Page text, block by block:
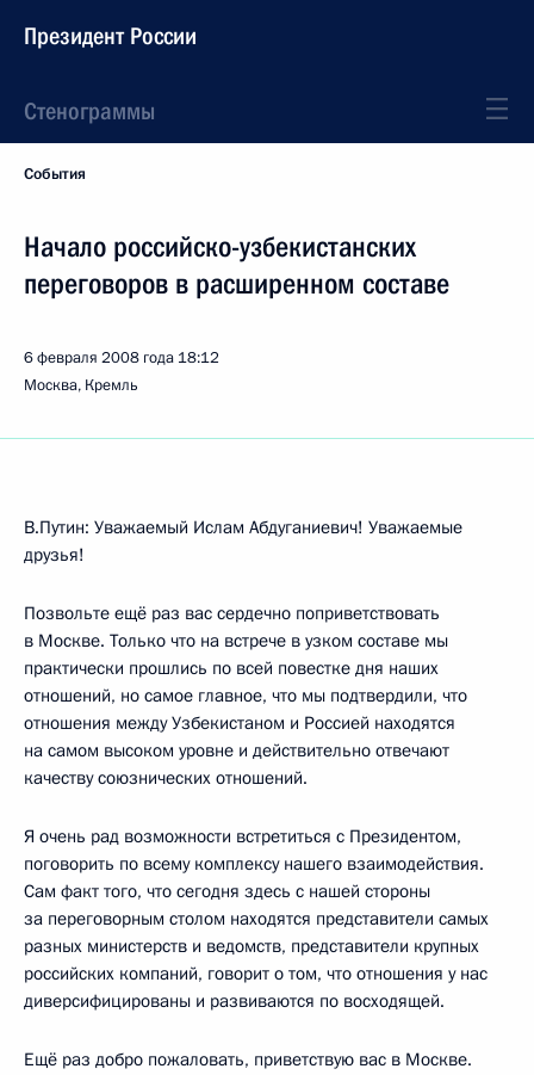
Президент России
Стенограммы
События
Начало российско-узбекистанских
переговоров в расширенном составе
6 февраля 2008 года 18:12
Москва, Кремль
В.Путин: Уважаемый Ислам Абдуганиевич! Уважаемые
друзья!
Позвольте ещё раз вас сердечно поприветствовать
в Москве. Только что на встрече в узком составе мы
практически прошлись по всей повестке дня наших
отношений, но самое главное, что мы подтвердили, что
отношения между Узбекистаном и Россией находятся
на самом высоком уровне и действительно отвечают
качеству союзнических отношений.
Я очень рад возможности встретиться с Президентом,
поговорить по всему комплексу нашего взаимодействия.
Сам факт того, что сегодня здесь с нашей стороны
за переговорным столом находятся представители самых
разных министерств и ведомств, представители крупных
российских компаний, говорит о том, что отношения у нас
диверсифицированы и развиваются по восходящей.
Ещё раз добро пожаловать, приветствую вас в Москве.